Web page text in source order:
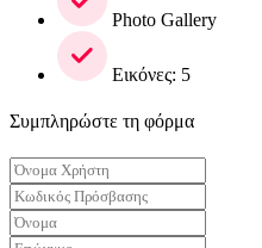
Photo Gallery
Εικόνες: 5
Συμπληρώστε τη φόρμα